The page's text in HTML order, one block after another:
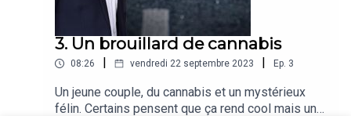
3. Un brouillard de cannabis
08:26 vendredi 22 septembre 2023 Ep. 3
Un jeune couple, du cannabis et un mystérieux
félin. Certains pensent que ça rend cool mais un